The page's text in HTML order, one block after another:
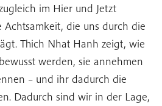
im Hier und Jetzt
Achtsamkeit, die uns durch die
Thich Nhat Hanh zeigt, wie
werden, sie annehmen
– und ihr dadurch die
Dadurch sind wir in der Lage,